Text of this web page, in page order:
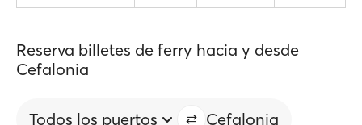
Reserva billetes de ferry hacia y desde
Cefalonia
Todos los puertos Cefalonia